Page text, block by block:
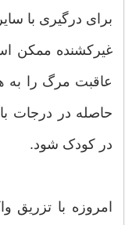
برای درگیری با
عاقبت مرگ را به
حاصله در درجات
در کودک شود.
امروزه با